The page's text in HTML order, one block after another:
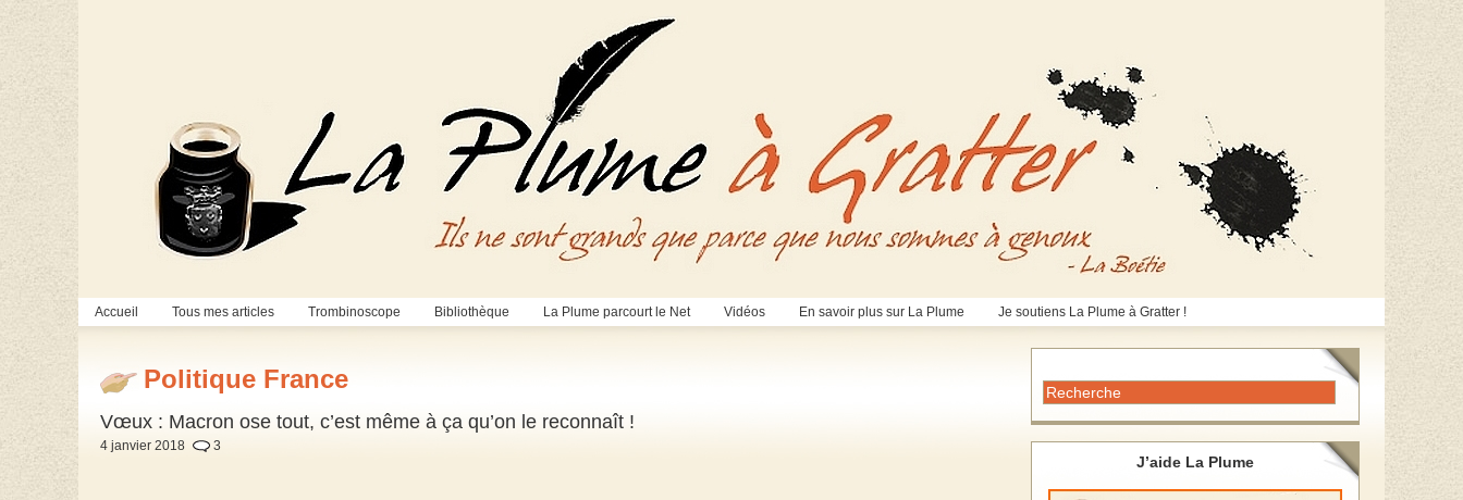
Accueil Tous mes articles Trombinoscope Bibliothèque La Plume parcourt le Net Vidéos En savoir plus sur La Plume Je soutiens La Plume à Gratter !
Politique France
Vœux : Macron ose tout, c’est même à ça qu’on le reconnaît !
4 janvier 2018 3
J’aide La Plume